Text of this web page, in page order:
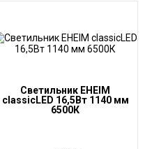
Светильник EHEIM
classicLED 16,5Вт 1140 мм
6500К